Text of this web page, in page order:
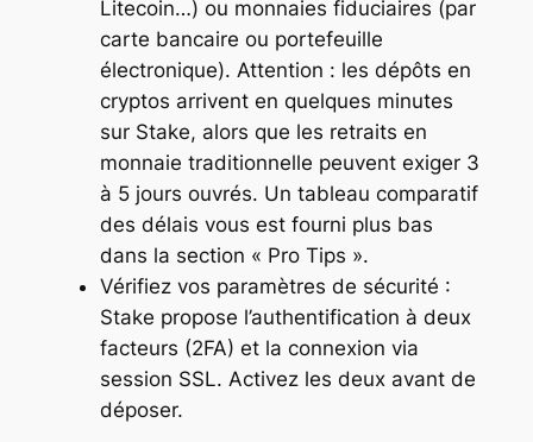
Litecoin…) ou monnaies fiduciaires (par
carte bancaire ou portefeuille
électronique). Attention : les dépôts en
cryptos arrivent en quelques minutes
sur Stake, alors que les retraits en
monnaie traditionnelle peuvent exiger 3
à 5 jours ouvrés. Un tableau comparatif
des délais vous est fourni plus bas
dans la section « Pro Tips ».
Vérifiez vos paramètres de sécurité :
Stake propose l’authentification à deux
facteurs (2FA) et la connexion via
session SSL. Activez les deux avant de
déposer.